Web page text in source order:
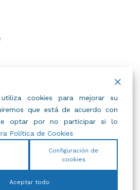
cookies para mejorar su
que está de acuerdo con
optar por no participar si lo
Política de Cookies
Configuración de
cookies
Aceptar todo